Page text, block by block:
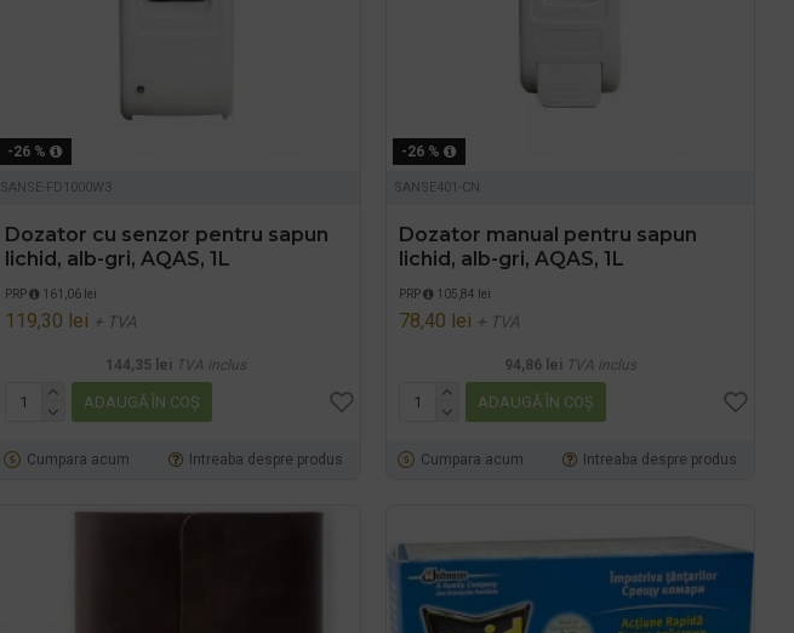
-26 %
SANSE-FD1000W3
Dozator cu senzor pentru sapun
lichid, alb-gri, AQAS, 1L
PRP 161,06 lei
119,30 lei + TVA
144,35 lei TVA inclus
ADAUGĂ ÎN COŞ
Cumpara acum Intreaba despre produs
-26 %
SANSE401-CN
Dozator manual pentru sapun
lichid, alb-gri, AQAS, 1L
PRP 105,84 lei
78,40 lei + TVA
94,86 lei TVA inclus
ADAUGĂ ÎN COŞ
Cumpara acum Intreaba despre produs